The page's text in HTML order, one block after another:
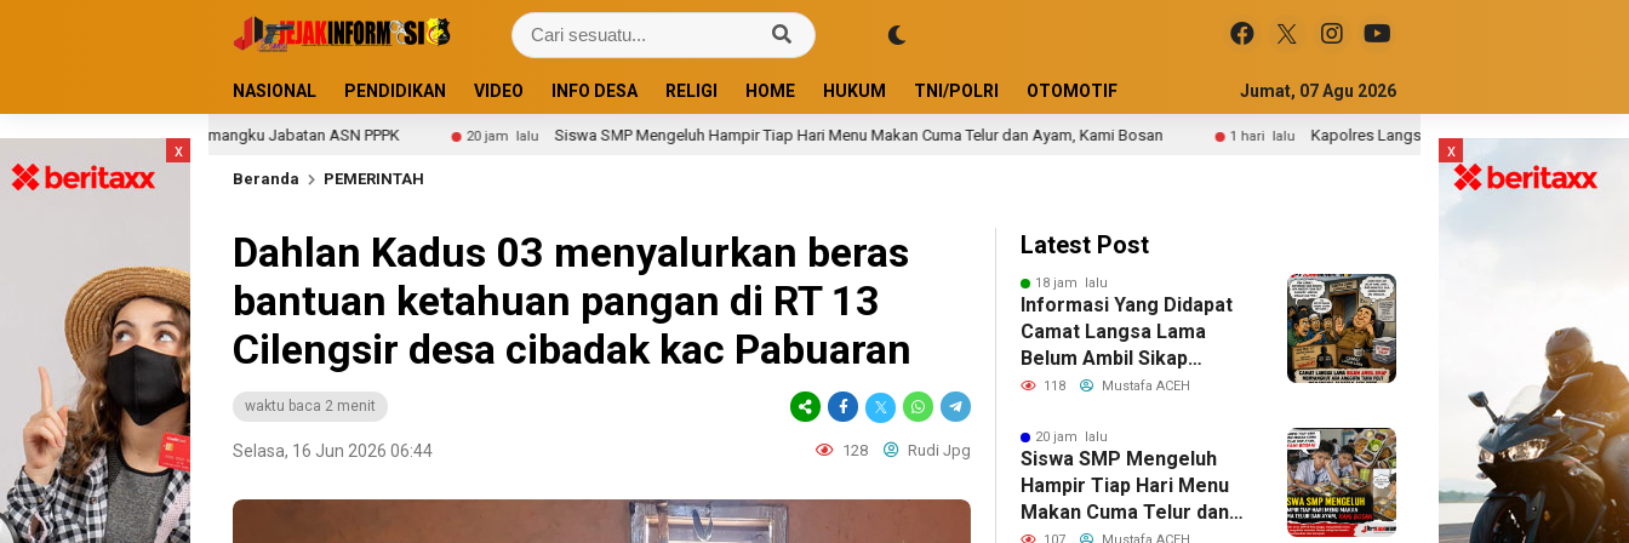
NASIONAL PENDIDIKAN VIDEO INFO DESA RELIGI HOME HUKUM TNI/POLRI OTOMOTIF Jumat, 07 Agu 2026
x
Memangku Jabatan ASN PPPK 20 jam lalu Siswa SMP Mengeluh Hampir Tiap Hari Menu Makan Cuma Telur dan Ayam, Kami Bosan 1 hari lalu Kapolres Langsa Tinjau Bantuan Renovasi Sumur Bor Air Bersih
Beranda PEMERINTAH
Dahlan Kadus 03 menyalurkan beras
bantuan ketahuan pangan di RT 13
Cilengsir desa cibadak kac Pabuaran
waktu baca 2 menit
Selasa, 16 Jun 2026 06:44 128 Rudi Jpg
Latest Post
18 jam lalu
Informasi Yang Didapat
Camat Langsa Lama
Belum Ambil Sikap
Menyangkut Ada
Memangku Jabatan ASN
PPPK
118 Mustafa ACEH
20 jam lalu
Siswa SMP Mengeluh
Hampir Tiap Hari Menu
Makan Cuma Telur dan
x